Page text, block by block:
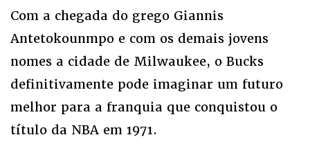
Com a chegada do grego Giannis
Antetokounmpo e com os demais jovens
nomes a cidade de Milwaukee, o Bucks
definitivamente pode imaginar um futuro
melhor para a franquia que conquistou o
título da NBA em 1971.